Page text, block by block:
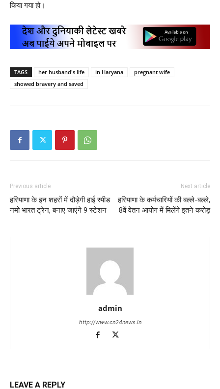
किया गया हो।
TAGS her husband's life in Haryana
pregnant wife
showed bravery and saved
Previous article
हरियाणा के इन शहरों में दौड़ेगी हाई स्पीड
नमो भारत ट्रेन, बनाए जाएंगे 9 स्टेशन
Next article
हरियाणा के कर्मचारियों की बल्ले-बल्ले,
8वें वेतन आयोग में मिलेंगे इतने करोड़
admin
http://www.cn24news.in
LEAVE A REPLY